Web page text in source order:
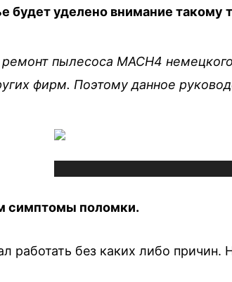
будет уделено внимание
пылесоса MACH4
фирм. Поэтому данное
симптомы поломки.
работать без каких либо